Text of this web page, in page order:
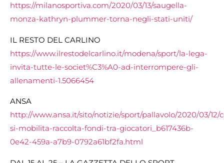
https://milanosportiva.com/2020/03/13/saugella-
monza-kathryn-plummer-torna-negli-stati-uniti/
IL RESTO DEL CARLINO
https://www.ilrestodelcarlino.it/modena/sport/la-lega-
invita-tutte-le-societ%C3%A0-ad-interrompere-gli-
allenamenti-1.5066454
ANSA
http://www.ansa.it/sito/notizie/sport/pallavolo/2020/03/12/
si-mobilita-raccolta-fondi-tra-giocatori_b617436b-
0e42-459a-a7b9-0792a61bf2fa.html